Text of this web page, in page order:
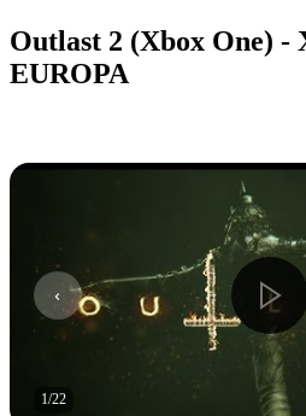
Outlast 2 (Xbox One)
EUROPA
1/22